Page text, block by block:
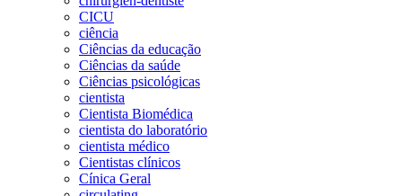
CICU
ciência
Ciências da educação
Ciências da saúde
Ciências psicológicas
cientista
Cientista Biomédica
cientista do laboratório
cientista médico
Cientistas clínicos
Cínica Geral